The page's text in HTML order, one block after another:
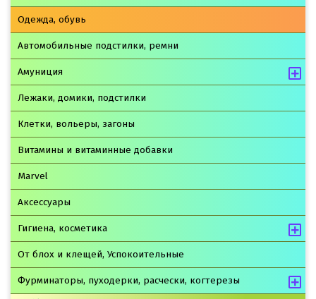
Одежда, обувь
Автомобильные подстилки, ремни
Амуниция
Лежаки, домики, подстилки
Клетки, вольеры, загоны
Витамины и витаминные добавки
Marvel
Аксессуары
Гигиена, косметика
От блох и клещей, Успокоительные
Фурминаторы, пуходерки, расчески, когтерезы